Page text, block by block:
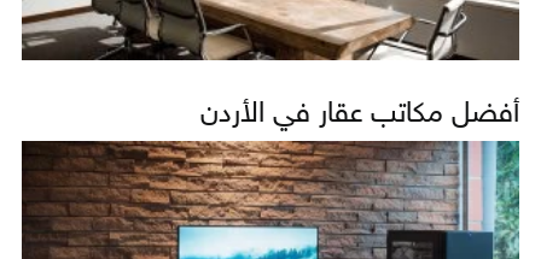
أفضل مكاتب عقار في الأردن